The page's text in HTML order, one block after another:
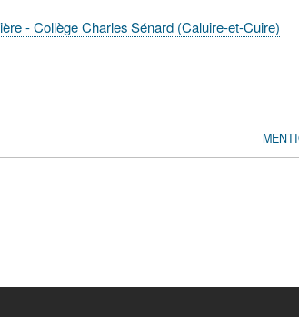
- Collège Charles Sénard (Caluire-et-Cuire)